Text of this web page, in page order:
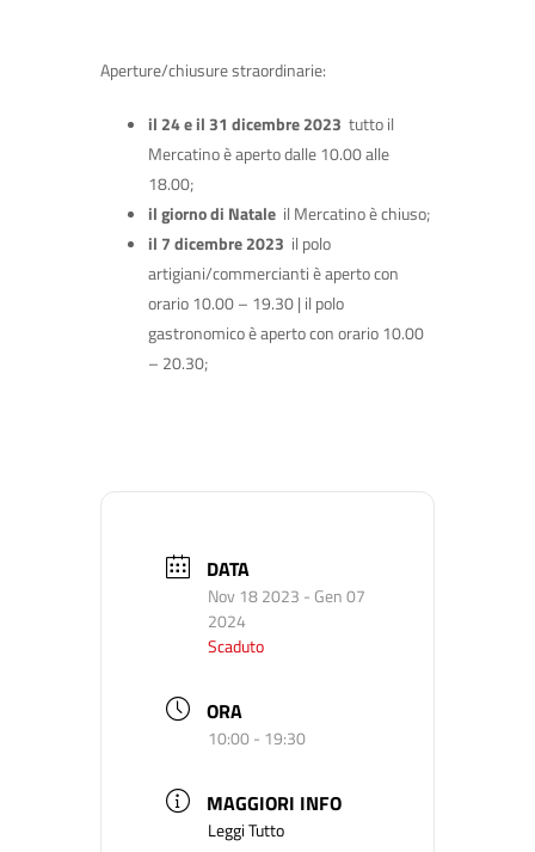
Aperture/chiusure straordinarie:
il 24 e il 31 dicembre 2023 tutto il
Mercatino è aperto dalle 10.00 alle
18.00;
il giorno di Natale il Mercatino è chiuso;
il 7 dicembre 2023 il polo
artigiani/commercianti è aperto con
orario 10.00 – 19.30 | il polo
gastronomico è aperto con orario 10.00
– 20.30;
DATA
Nov 18 2023 - Gen 07
2024
Scaduto
ORA
10:00 - 19:30
MAGGIORI INFO
Leggi Tutto